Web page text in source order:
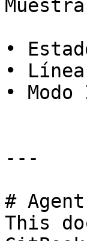
•
•
•
---
#
This